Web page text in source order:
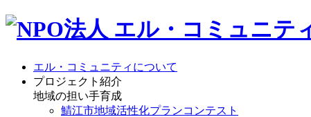
エル・コミュニティについて
プロジェクト紹介
地域の担い手育成
鯖江市地域活性化プランコンテスト